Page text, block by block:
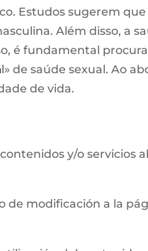
Estudos sugerem
Além disso, a
é fundamental
» de saúde sexual. Ao
de vida.
y/o servicios
de modificación a la